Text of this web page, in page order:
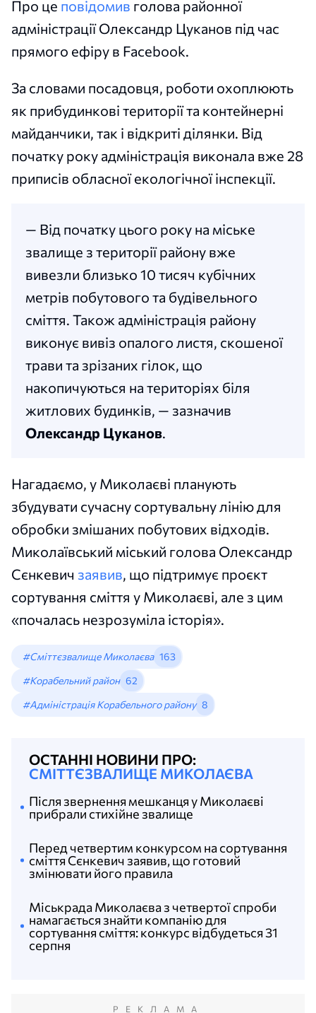
Про це повідомив голова районної
адміністрації Олександр Цуканов під час
прямого ефіру в Facebook.
За словами посадовця, роботи охоплюють
як прибудинкові території та контейнерні
майданчики, так і відкриті ділянки. Від
початку року адміністрація виконала вже 28
приписів обласної екологічної інспекції.
— Від початку цього року на міське
звалище з території району вже
вивезли близько 10 тисяч кубічних
метрів побутового та будівельного
сміття. Також адміністрація району
виконує вивіз опалого листя, скошеної
трави та зрізаних гілок, що
накопичуються на територіях біля
житлових будинків, — зазначив
Олександр Цуканов.
Нагадаємо, у Миколаєві планують
збудувати сучасну сортувальну лінію для
обробки змішаних побутових відходів.
Миколаївський міський голова Олександр
Сєнкевич заявив, що підтримує проєкт
сортування сміття у Миколаєві, але з цим
«почалась незрозуміла історія».
#Сміттєзвалище Миколаєва 163
#Корабельний район 62
#Адміністрація Корабельного району 8
ОСТАННІ НОВИНИ ПРО:
СМІТТЄЗВАЛИЩЕ МИКОЛАЄВА
Міськрада Миколаєва з четвертої спроби
намагається знайти компанію для
сортування сміття: конкурс відбудеться 31
серпня
Перед четвертим конкурсом на сортування
сміття Сєнкевич заявив, що готовий
змінювати його правила
Після звернення мешканця у Миколаєві
прибрали стихійне звалище
РЕКЛАМА